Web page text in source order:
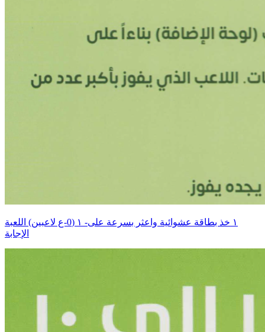
اللعبة ‎١‏ (0-ع لاعبين) ‎-١‏ خذ بطاقة عشوائية واعثر بسرعة على
الإجابة